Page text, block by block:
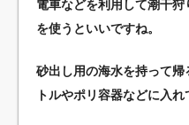
電車などを利用して潮干
を使うといいですね。
砂出し用の海水を持って
トルやポリ容器などに入れ